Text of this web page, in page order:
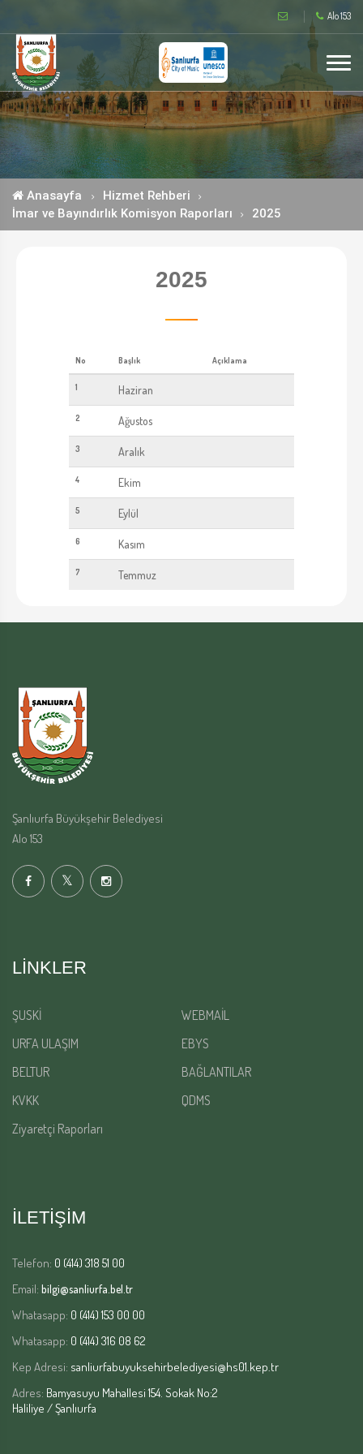
Alo 153
Anasayfa
Hizmet Rehberi
İmar ve Bayındırlık Komisyon Raporları
2025
2025
No Başlık Açıklama
1 Haziran
2 Ağustos
3 Aralık
4 Ekim
5 Eylül
6 Kasım
7 Temmuz
Şanlıurfa Büyükşehir Belediyesi
Alo 153
LINKLER
ŞUSKİ
WEBMAİL
URFA ULAŞIM
EBYS
BELTUR
BAĞLANTILAR
KVKK
QDMS
Ziyaretçi Raporları
İLETİŞİM
Telefon: 0 (414) 318 51 00
Email: bilgi@sanliurfa.bel.tr
Whatasapp: 0 (414) 153 00 00
Whatasapp: 0 (414) 316 08 62
Kep Adresi: sanliurfabuyuksehirbelediyesi@hs01.kep.tr
Adres: Bamyasuyu Mahallesi 154. Sokak No:2
Haliliye / Şanlıurfa